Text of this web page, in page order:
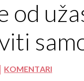
od
KOMENTARI